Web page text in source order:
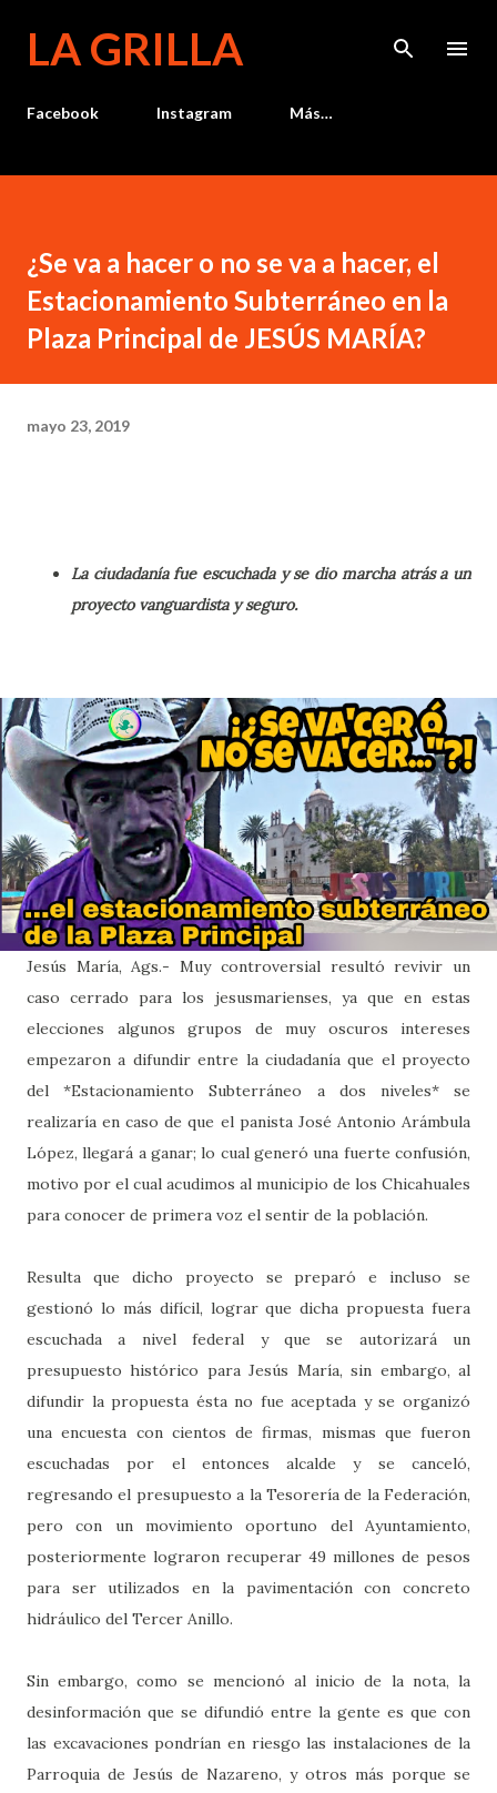
LA GRILLA
Facebook Instagram Más…
¿Se va a hacer o no se va a hacer, el
Estacionamiento Subterráneo en la
Plaza Principal de JESÚS MARÍA?
mayo 23, 2019
La ciudadanía fue escuchada y se dio marcha atrás a un
proyecto vanguardista y seguro.
Jesús María, Ags.- Muy controversial resultó revivir un
caso cerrado para los jesusmarienses, ya que en estas
elecciones algunos grupos de muy oscuros intereses
empezaron a difundir entre la ciudadanía que el proyecto
del *Estacionamiento Subterráneo a dos niveles* se
realizaría en caso de que el panista José Antonio Arámbula
López, llegará a ganar; lo cual generó una fuerte confusión,
motivo por el cual acudimos al municipio de los Chicahuales
para conocer de primera voz el sentir de la población.
Resulta que dicho proyecto se preparó e incluso se
gestionó lo más difícil, lograr que dicha propuesta fuera
escuchada a nivel federal y que se autorizará un
presupuesto histórico para Jesús María, sin embargo, al
difundir la propuesta ésta no fue aceptada y se organizó
una encuesta con cientos de firmas, mismas que fueron
escuchadas por el entonces alcalde y se canceló,
regresando el presupuesto a la Tesorería de la Federación,
pero con un movimiento oportuno del Ayuntamiento,
posteriormente lograron recuperar 49 millones de pesos
para ser utilizados en la pavimentación con concreto
hidráulico del Tercer Anillo.
Sin embargo, como se mencionó al inicio de la nota, la
desinformación que se difundió entre la gente es que con
las excavaciones pondrían en riesgo las instalaciones de la
Parroquia de Jesús de Nazareno, y otros más porque se